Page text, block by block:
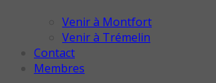
Venir à Montfort
Venir à Trémelin
Contact
Membres